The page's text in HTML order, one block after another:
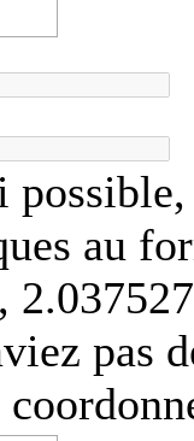
part)
Plat)
au
pas